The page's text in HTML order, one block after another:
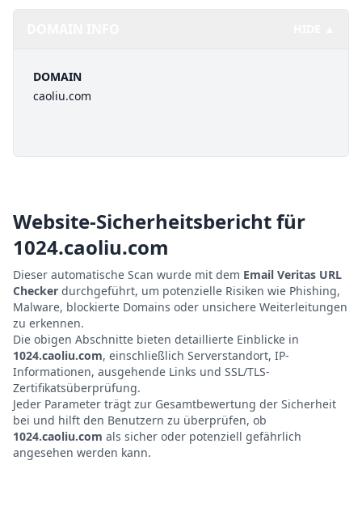
DOMAIN
caoliu.com
Website-Sicherheitsbericht für
1024.caoliu.com
Dieser automatische Scan wurde mit dem Email Veritas URL
Checker durchgeführt, um potenzielle Risiken wie Phishing,
Malware, blockierte Domains oder unsichere Weiterleitungen
zu erkennen.
Die obigen Abschnitte bieten detaillierte Einblicke in
1024.caoliu.com, einschließlich Serverstandort, IP-
Informationen, ausgehende Links und SSL/TLS-
Zertifikatsüberprüfung.
Jeder Parameter trägt zur Gesamtbewertung der Sicherheit
bei und hilft den Benutzern zu überprüfen, ob
1024.caoliu.com als sicher oder potenziell gefährlich
angesehen werden kann.